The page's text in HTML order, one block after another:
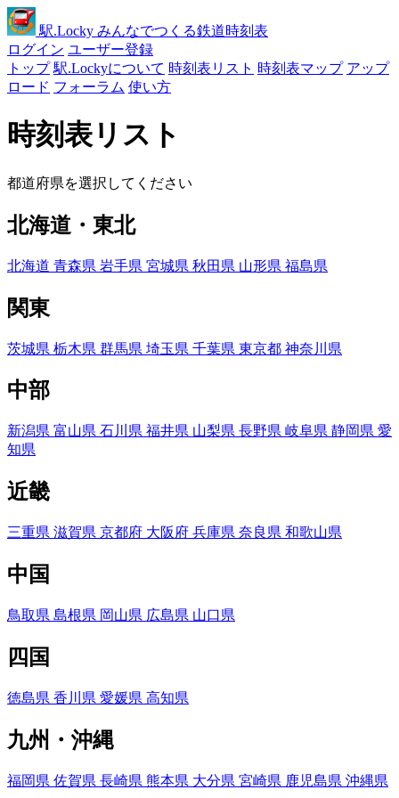
駅.Locky みんなでつくる鉄道時刻表
ログイン ユーザー登録
トップ 駅.Lockyについて 時刻表リスト 時刻表マップ アップ
ロード フォーラム 使い方
時刻表リスト
都道府県を選択してください
北海道・東北
北海道 青森県 岩手県 宮城県 秋田県 山形県 福島県
関東
茨城県 栃木県 群馬県 埼玉県 千葉県 東京都 神奈川県
中部
新潟県 富山県 石川県 福井県 山梨県 長野県 岐阜県 静岡県 愛
知県
近畿
三重県 滋賀県 京都府 大阪府 兵庫県 奈良県 和歌山県
中国
鳥取県 島根県 岡山県 広島県 山口県
四国
徳島県 香川県 愛媛県 高知県
九州・沖縄
福岡県 佐賀県 長崎県 熊本県 大分県 宮崎県 鹿児島県 沖縄県